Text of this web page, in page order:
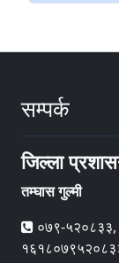
सम्पर्क
जिल्ला
तम्घास गुल्मी
०७९-